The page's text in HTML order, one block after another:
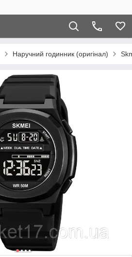
Наручний годинник (оригінал)